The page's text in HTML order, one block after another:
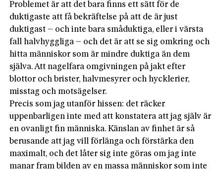
Problemet är att det bara finns ett sätt för de
duktigaste att få bekräftelse på att de är just
duktigast – och inte bara småduktiga, eller i värsta
fall halvhyggliga – och det är att se sig omkring och
hitta människor som är mindre duktiga än dem
själva. Att nagelfara omgivningen på jakt efter
blottor och brister, halvmesyrer och hycklerier,
misstag och motsägelser.
Precis som jag utanför hissen: det räcker
uppenbarligen inte med att konstatera att jag själv är
en ovanligt fin människa. Känslan av finhet är så
berusande att jag vill förlänga och förstärka den
maximalt, och det låter sig inte göras om jag inte
manar fram bilden av en massa människor som inte